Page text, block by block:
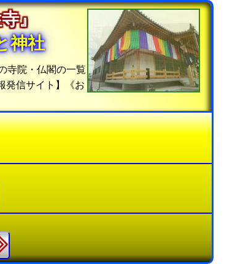
寺』
神社
寺院・仏閣の一覧
発信サイト】《お